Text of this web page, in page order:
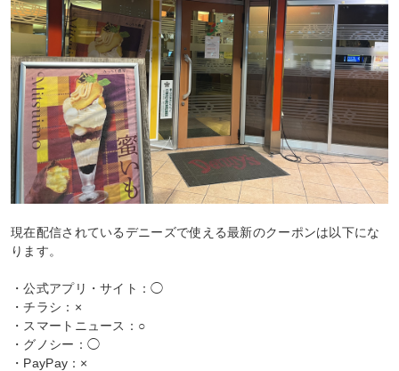
現在配信されているデニーズで使える最新のクーポンは以下にな
ります。
・公式アプリ・サイト：◯
・チラシ：×
・スマートニュース：○
・グノシー：◯
・PayPay：×